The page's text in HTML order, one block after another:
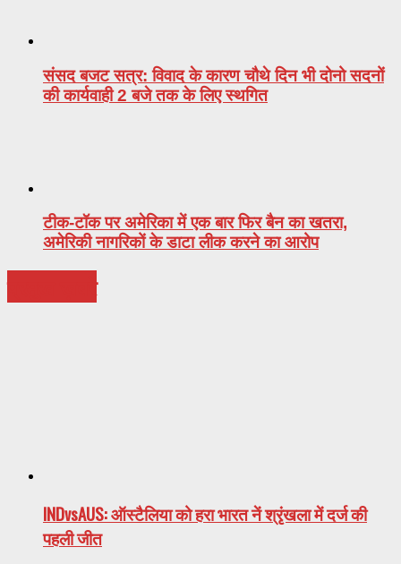
संसद बजट सत्र: विवाद के कारण चौथे दिन भी दोनो सदनों
की कार्यवाही 2 बजे तक के लिए स्थगित
टीक-टॉक पर अमेरिका में एक बार फिर बैन का खतरा,
अमेरिकी नागरिकों के डाटा लीक करने का आरोप
INDvsAUS: ऑस्टैलिया को हरा भारत नें श्रृंखला में दर्ज की
पहली जीत